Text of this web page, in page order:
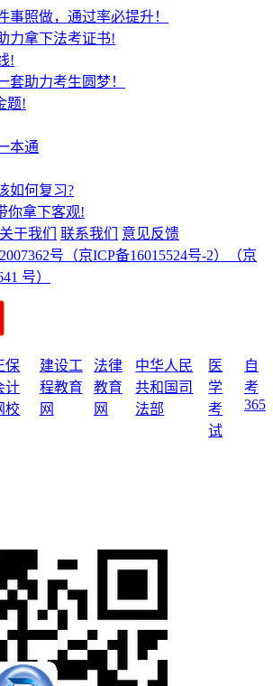
事照做，通过率必提升！
力拿下法考证书!
!
套助力考生圆梦！
题!
本通
如何复习?
你拿下客观!
关于我们 联系我们
意见反馈
号 （京ICP备16015524号-2）
（京
号）
保
计
校
建设工
程教育
网
法律
教育
网
中华人民
共和国司
法部
医
学
考
试
自
考
365